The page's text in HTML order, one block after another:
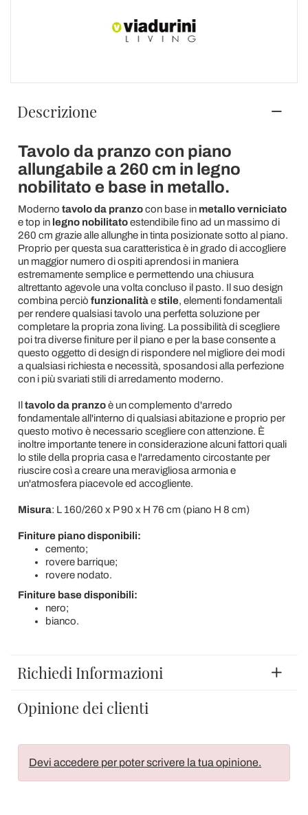
Descrizione
Tavolo da pranzo con piano
allungabile a 260 cm in legno
nobilitato e base in metallo.
Moderno tavolo da pranzocon base in metallo verniciato
e top in legno nobilitatoestendibile fino ad un massimo di
260 cm grazie alle allunghe in tinta posizionate sotto al piano.
Proprio per questa sua caratteristica è in grado di accogliere
un maggior numero di ospiti aprendosi in maniera
estremamente semplice e permettendo una chiusura
altrettanto agevole una volta concluso il pasto. Il suo design
combina perciò funzionalitàestile, elementi fondamentali
per rendere qualsiasi tavolo una perfetta soluzione per
completare la propria zona living. La possibilità di scegliere
poi tra diverse finiture per il piano e per la base consente a
questo oggetto di design di rispondere nel migliore dei modi
a qualsiasi richiesta e necessità, sposandosi alla perfezione
con i più svariati stili di arredamento moderno.
Il tavolo da pranzoè un complemento d'arredo
fondamentale all'interno di qualsiasi abitazione e proprio per
questo motivo è necessario scegliere con attenzione. È
inoltre importante tenere in considerazione alcuni fattori quali
lo stile della propria casa e l'arredamento circostante per
riuscire così a creare una meravigliosa armonia e
un'atmosfera piacevole ed accogliente.
Misura: L 160/260 x P 90 x H 76 cm (piano H 8 cm)
Finiture piano disponibili:
cemento;
rovere barrique;
rovere nodato.
Finiture base disponibili:
nero;
bianco.
Richiedi Informazioni
Opinione dei clienti
Devi accedere per poter scrivere la tua opinione.